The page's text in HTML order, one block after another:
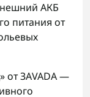
АКБ
питания от
от ЗАVADA —